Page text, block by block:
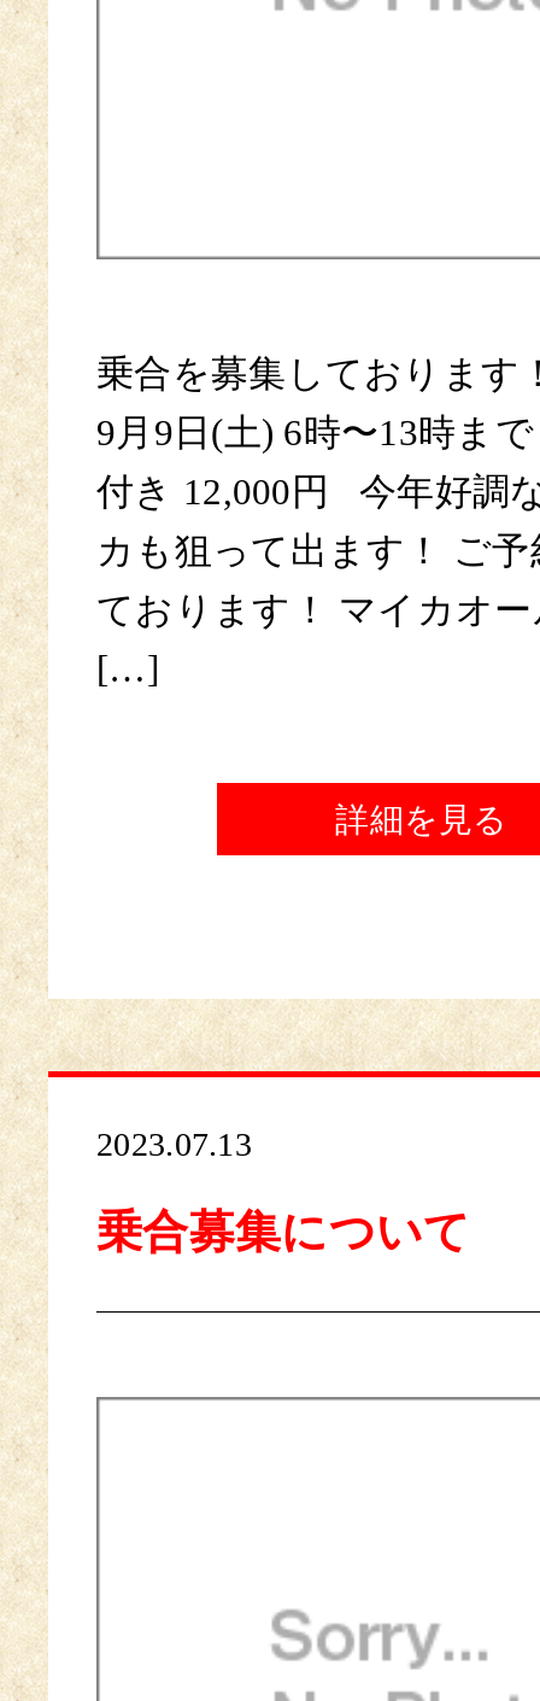
乗合を募集しておりま
9月9日(土) 6時〜13時ま
付き 12,000円 今年好調
カも狙って出ます！ ご
ております！ マイカオ
[…]
詳細を見る
2023.07.13
乗合募集について